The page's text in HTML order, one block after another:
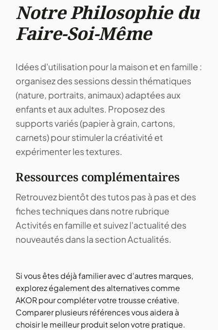
Notre Philosophie du
Faire-Soi-Même
Idées d'utilisation pour la maison et en famille :
organisez des sessions dessin thématiques
(nature, portraits, animaux) adaptées aux
enfants et aux adultes. Proposez des
supports variés (papier à grain, cartons,
carnets) pour stimuler la créativité et
expérimenter les textures.
Ressources complémentaires
Retrouvez bientôt des tutos pas à pas et des
fiches techniques dans notre rubrique
Activités en famille et suivez l'actualité des
nouveautés dans la sectionActualités.
Si vous êtes déjà familier avec d'autres marques,
explorez également des alternatives comme
AKORpour compléter votre trousse créative.
Comparer plusieurs références vous aidera à
choisir le meilleur produit selon votre pratique.